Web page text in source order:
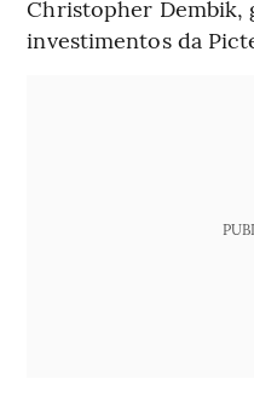
Christopher Dembik,
investimentos da